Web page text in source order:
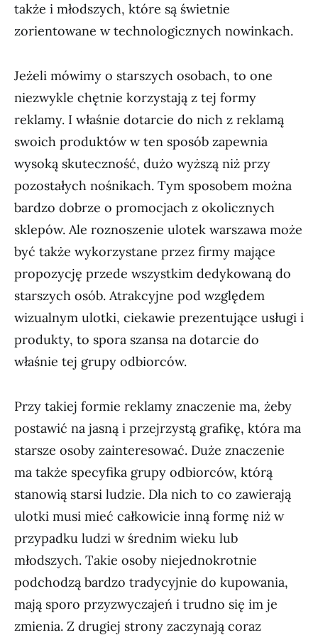
także i młodszych, które są świetnie
zorientowane w technologicznych nowinkach.
Jeżeli mówimy o starszych osobach, to one
niezwykle chętnie korzystają z tej formy
reklamy. I właśnie dotarcie do nich z reklamą
swoich produktów w ten sposób zapewnia
wysoką skuteczność, dużo wyższą niż przy
pozostałych nośnikach. Tym sposobem można
bardzo dobrze o promocjach z okolicznych
sklepów. Ale roznoszenie ulotek warszawa może
być także wykorzystane przez firmy mające
propozycję przede wszystkim dedykowaną do
starszych osób. Atrakcyjne pod względem
wizualnym ulotki, ciekawie prezentujące usługi i
produkty, to spora szansa na dotarcie do
właśnie tej grupy odbiorców.
Przy takiej formie reklamy znaczenie ma, żeby
postawić na jasną i przejrzystą grafikę, która ma
starsze osoby zainteresować. Duże znaczenie
ma także specyfika grupy odbiorców, którą
stanowią starsi ludzie. Dla nich to co zawierają
ulotki musi mieć całkowicie inną formę niż w
przypadku ludzi w średnim wieku lub
młodszych. Takie osoby niejednokrotnie
podchodzą bardzo tradycyjnie do kupowania,
mają sporo przyzwyczajeń i trudno się im je
zmienia. Z drugiej strony zaczynają coraz